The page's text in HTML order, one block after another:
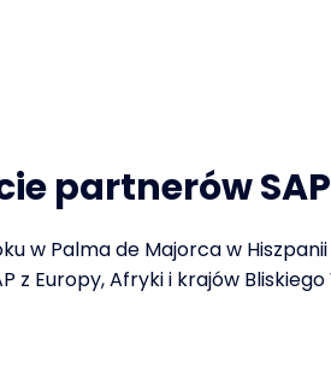
partnerów
w Palma de Majorca w
Europy, Afryki i krajów Bliskiego